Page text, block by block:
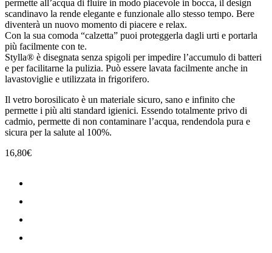
permette all’acqua di fluire in modo piacevole in bocca, il design
scandinavo la rende elegante e funzionale allo stesso tempo. Bere
diventerà un nuovo momento di piacere e relax.
Con la sua comoda “calzetta” puoi proteggerla dagli urti e portarla
più facilmente con te.
Stylla® è disegnata senza spigoli per impedire l’accumulo di batteri
e per facilitarne la pulizia. Può essere lavata facilmente anche in
lavastoviglie e utilizzata in frigorifero.
Il vetro borosilicato è un materiale sicuro, sano e infinito che
permette i più alti standard igienici. Essendo totalmente privo di
cadmio, permette di non contaminare l’acqua, rendendola pura e
sicura per la salute al 100%.
16,80€